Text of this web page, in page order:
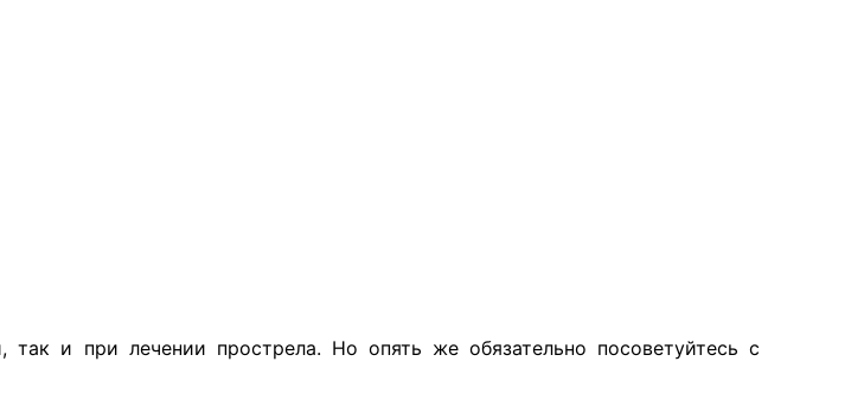
и при лечении прострела. Но опять же обязательно посоветуйтесь с